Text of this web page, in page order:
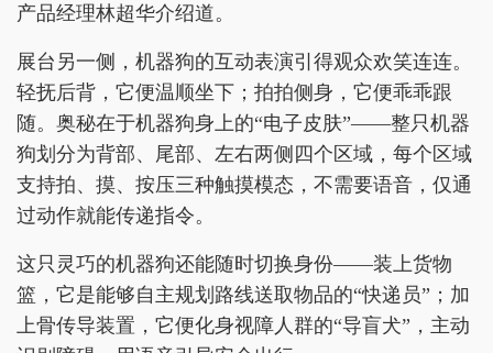
产品经理林超华介绍道。
展台另一侧，机器狗的互动表演引得观众欢笑连连。
轻抚后背，它便温顺坐下；拍拍侧身，它便乖乖跟
随。奥秘在于机器狗身上的“电子皮肤”——整只机器
狗划分为背部、尾部、左右两侧四个区域，每个区域
支持拍、摸、按压三种触摸模态，不需要语音，仅通
过动作就能传递指令。
这只灵巧的机器狗还能随时切换身份——装上货物
篮，它是能够自主规划路线送取物品的“快递员”；加
上骨传导装置，它便化身视障人群的“导盲犬”，主动